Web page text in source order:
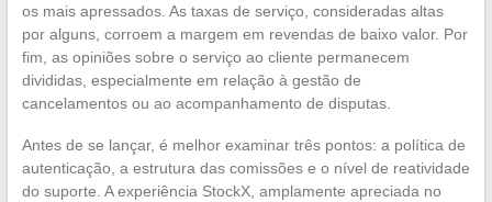
os mais apressados. As taxas de serviço, consideradas altas
por alguns, corroem a margem em revendas de baixo valor. Por
fim, as opiniões sobre o serviço ao cliente permanecem
divididas, especialmente em relação à gestão de
cancelamentos ou ao acompanhamento de disputas.
Antes de se lançar, é melhor examinar três pontos: a política de
autenticação, a estrutura das comissões e o nível de reatividade
do suporte. A experiência StockX, amplamente apreciada no